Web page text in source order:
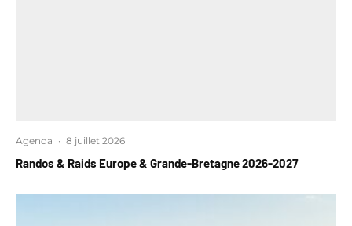
Agenda · 8 juillet 2026
Randos & Raids Europe & Grande-Bretagne 2026-2027